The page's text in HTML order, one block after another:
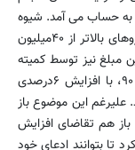
حساب می آمد. شیوه
کار نیز به صورتی بود که قیمت گذاری قیمت خودروهای بالاتر از ۴۰میلیون
مبلغ نیز توسط کمیته
خودرو انجام می شد. درنهایت در اسفندماه سال ۹۰، با افزایش ۶درصدی
این موضوع باز
هم تقاضای افزایش
۹۱ به آنها کمک کرد تا بتوانند ادعای خود